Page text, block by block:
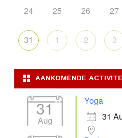
24 25 26 27
31 1 2 3
AANKOMENDE
31
Aug
Yoga
31